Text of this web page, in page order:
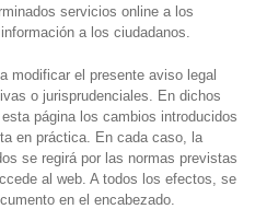
servicios online a los
a los ciudadanos.
modificar el presente aviso legal
o jurisprudenciales. En dichos
página los cambios introducidos
en práctica. En cada caso, la
se regirá por las normas previstas
al web. A todos los efectos, se
en el encabezado.